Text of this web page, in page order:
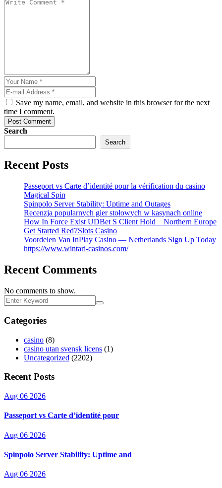
Save my name, email, and website in this browser for the next
time I comment.
Post Comment
Search
Search
Recent Posts
Passeport vs Carte d’identité pour la vérification du casino
Magical Spin
Spinpolo Server Stability: Uptime and Outages
Recenzja popularnych gier stołowych w kasynach online
How In Force Exist UDBet S Client Hold _ Northern Europe
Get Started Red7Slots Casino
Voordelen Van InPlay Casino — Netherlands Sign Up Today
https://www.wintari-casinos.com/
Recent Comments
No comments to show.
Categories
casino (8)
casino utan svensk licens (1)
Uncategorized (2202)
Recent Posts
Aug 06 2026
Passeport vs Carte d’identité pour
Aug 06 2026
Spinpolo Server Stability: Uptime and
Aug 06 2026